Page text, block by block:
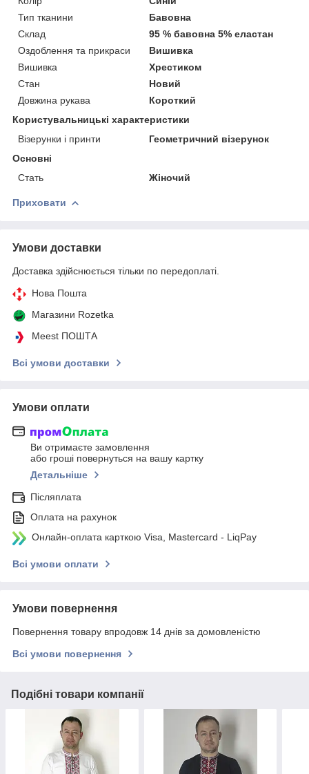
Тип тканини
Бавовна
Склад
95 % бавовна 5% еластан
Оздоблення та прикраси
Вишивка
Вишивка
Хрестиком
Стан
Новий
Довжина рукава
Короткий
Користувальницькі характеристики
Візерунки і принти
Геометричний візерунок
Основні
Стать
Жіночий
Приховати
Умови доставки
Доставка здійснюється тільки по передоплаті.
Нова Пошта
Магазини Rozetka
Meest ПОШТА
Всі умови доставки
Умови оплати
Ви отримаєте замовлення
або гроші повернуться на вашу картку
Детальніше
Післяплата
Оплата на рахунок
Онлайн-оплата карткою Visa, Mastercard - LiqPay
Всі умови оплати
Умови повернення
Повернення товару впродовж 14 днів за домовленістю
Всі умови повернення
Подібні товари компанії